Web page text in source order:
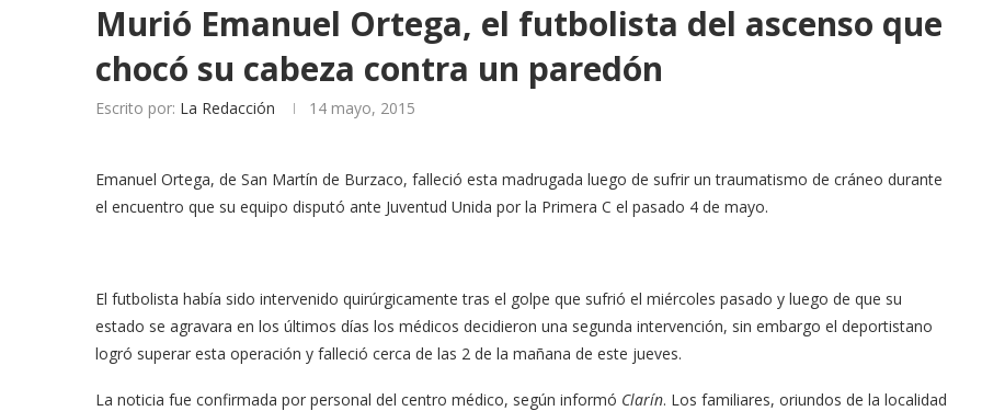
Murió Emanuel Ortega, el futbolista del ascenso que
chocó su cabeza contra un paredón
Escrito por: La Redacción 14 mayo, 2015
Emanuel Ortega, de San Martín de Burzaco, falleció esta madrugada luego de sufrir un traumatismo de cráneo durante
el encuentro que su equipo disputó ante Juventud Unida por la Primera C el pasado 4 de mayo.
El futbolista había sido intervenido quirúrgicamente tras el golpe que sufrió el miércoles pasado y luego de que su
estado se agravara en los últimos días los médicos decidieron una segunda intervención, sin embargo el deportistano
logró superar esta operación y falleció cerca de las 2 de la mañana de este jueves.
La noticia fue confirmada por personal del centro médico, según informó Clarín. Los familiares, oriundos de la localidad